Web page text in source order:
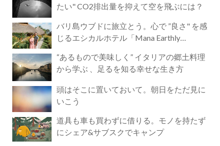
たい" CO2排出量を抑えて空を飛ぶには？
バリ島ウブドに旅立とう。心で ”良さ" を感
じるエシカルホテル「Mana Earthly
“あるもので美味しく” イタリアの郷土料理
から学ぶ 、足るを知る幸せな生き方
頭はそこに置いておいて。朝日をただ見に
いこう
道具も車も買わずに借りる。モノを持たず
にシェア&サブスクでキャンプ